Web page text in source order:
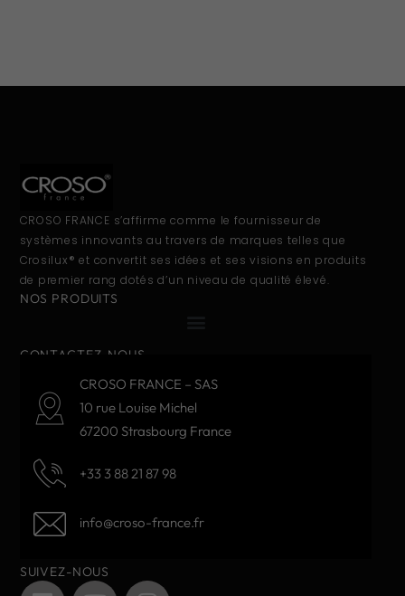
CROSO FRANCE s’affirme comme le fournisseur de
systèmes innovants au travers de marques telles que
Crosilux® et convertit ses idées et ses visions en produits
de premier rang dotés d’un niveau de qualité élevé.
NOS PRODUITS
CONTACTEZ-NOUS
CROSO FRANCE – SAS
10 rue Louise Michel
67200 Strasbourg France
+33 3 88 21 87 98
info@croso-france.fr
SUIVEZ-NOUS